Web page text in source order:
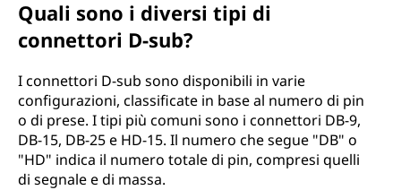
Quali sono i diversi tipi di
connettori D-sub?
I connettori D-sub sono disponibili in varie
configurazioni, classificate in base al numero di pin
o di prese. I tipi più comuni sono i connettori DB-9,
DB-15, DB-25 e HD-15. Il numero che segue "DB" o
"HD" indica il numero totale di pin, compresi quelli
di segnale e di massa.